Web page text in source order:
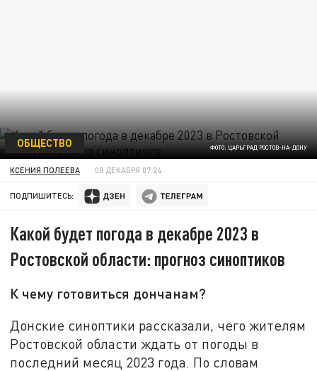
ФОТО: ЦАРЬГРАД РОСТОВ-НА-ДОНУ
ОБЩЕСТВО
КСЕНИЯ ПОЛЕЕВА 08 ДЕКАБРЯ 07:24
ПОДПИШИТЕСЬ:
Какой будет погода в декабре 2023 в
Ростовской области: прогноз синоптиков
К чему готовиться дончанам?
Донские синоптики рассказали, чего жителям
Ростовской области ждать от погоды в
последний месяц 2023 года. По словам